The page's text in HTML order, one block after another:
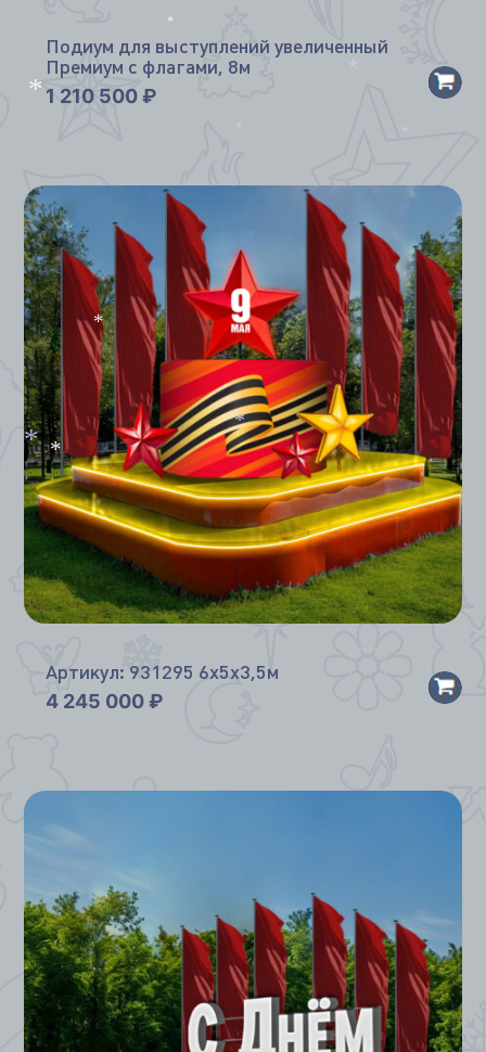
Подиум для выступлений увеличенный
Премиум с флагами, 8м
1 210 500 ₽
Артикул: 931295 6х5х3,5м
4 245 000 ₽
*
*
*
*
*